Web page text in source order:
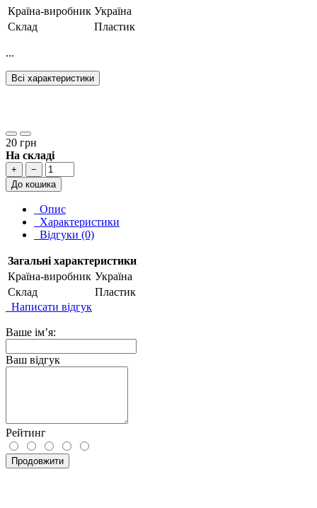
Країна-виробник Україна
Склад
Пластик
...
Всі характеристики
20 грн
На складі
+
−
До кошика
Опис
Характеристики
Відгуки (0)
Загальні характеристики
Країна-виробник Україна
Склад
Пластик
Написати відгук
Ваше ім’я:
Ваш відгук
Рейтинг
Продовжити